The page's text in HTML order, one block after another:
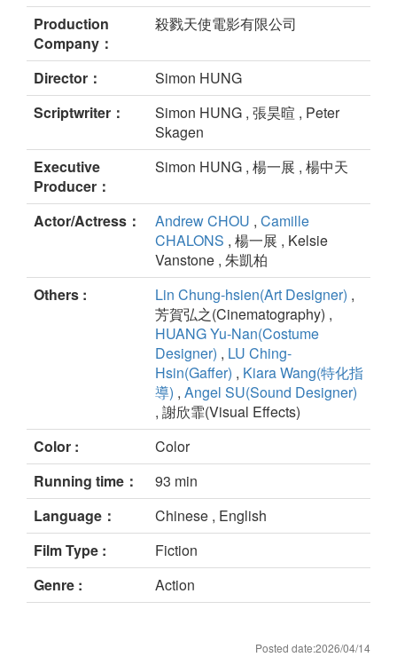
Production
Company：
殺戮天使電影有限公司
Director：
Simon HUNG
Scriptwriter：
Simon HUNG , 張昊暄 , Peter
Skagen
Executive
Producer：
Simon HUNG , 楊一展 , 楊中天
Actor/Actress： Andrew CHOU , Camille
CHALONS , 楊一展 , Kelsie
Vanstone , 朱凱柏
Others :
Lin Chung-hsien(Art Designer) ,
芳賀弘之(Cinematography) ,
HUANG Yu-Nan(Costume
Designer) , LU Ching-
Hsin(Gaffer) , Kiara Wang(特化指
導) , Angel SU(Sound Designer)
, 謝欣霏(Visual Effects)
Color :
Color
Running time：
93 min
Language：
Chinese , English
Film Type :
Fiction
Genre :
Action
Posted date:2026/04/14